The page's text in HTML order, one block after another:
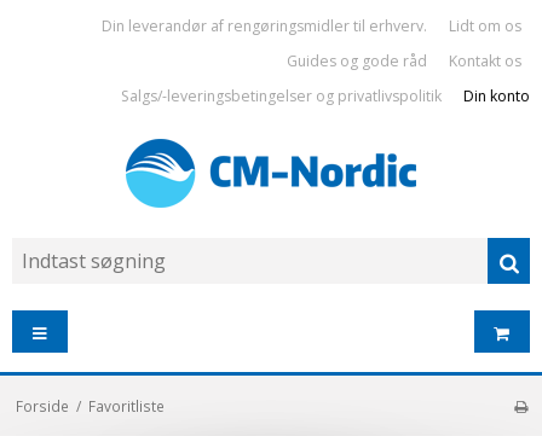
Din leverandør af rengøringsmidler til erhverv.
Lidt om os
Guides og gode råd
Kontakt os
Salgs/-leveringsbetingelser og privatlivspolitik
Din konto
Forside / Favoritliste